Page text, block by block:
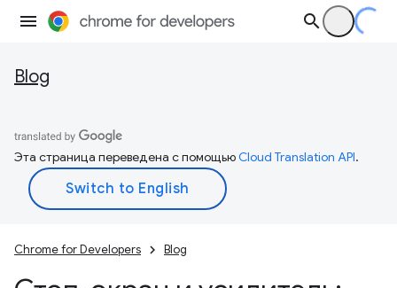
Blog
Эта страница переведена с помощьюCloud Translation API.
Chrome for Developers Blog